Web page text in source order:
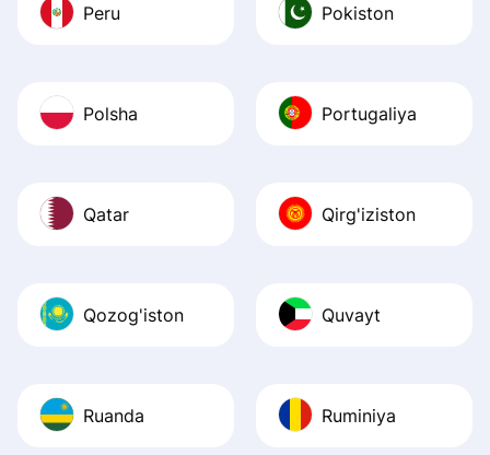
Peru Pokiston
Polsha Portugaliya
Qatar Qirg'iziston
Qozog'iston Quvayt
Ruanda Ruminiya